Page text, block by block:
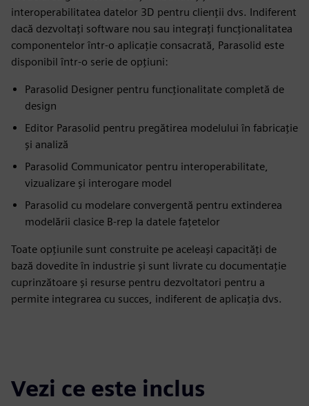
interoperabilitatea datelor 3D pentru clienții dvs. Indiferent
dacă dezvoltați software nou sau integrați funcționalitatea
componentelor într-o aplicație consacrată, Parasolid este
disponibil într-o serie de opțiuni:
Parasolid Designer pentru funcționalitate completă de
design
Editor Parasolid pentru pregătirea modelului în fabricație
și analiză
Parasolid Communicator pentru interoperabilitate,
vizualizare și interogare model
Parasolid cu modelare convergentă pentru extinderea
modelării clasice B-rep la datele fațetelor
Toate opțiunile sunt construite pe aceleași capacități de
bază dovedite în industrie și sunt livrate cu documentație
cuprinzătoare și resurse pentru dezvoltatori pentru a
permite integrarea cu succes, indiferent de aplicația dvs.
Vezi ce este inclus